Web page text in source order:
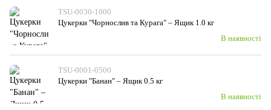
TSU-0030-1000
Цукерки "Чорнослив та Курага" – Ящик 1.0 кг
В наявності
TSU-0001-0500
Цукерки "Банан" – Ящик 0.5 кг
В наявності